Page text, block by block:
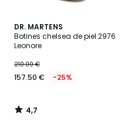
DR. MARTENS
Botines chelsea de piel 2976
Leonore
210.00 €
157.50 € -25%
4,7
/ 5
4,7
/